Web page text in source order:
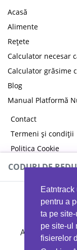
pentru a
ta pe
pe site-ul
fisierelor
Acasă
Alimente
Rețete
Calculator necesar
Calculator grăsime
Blog
Manual Platformă
Contact
Termeni și condiții
Politica Cookie
Politica de
CODURI DE
Ai 40%